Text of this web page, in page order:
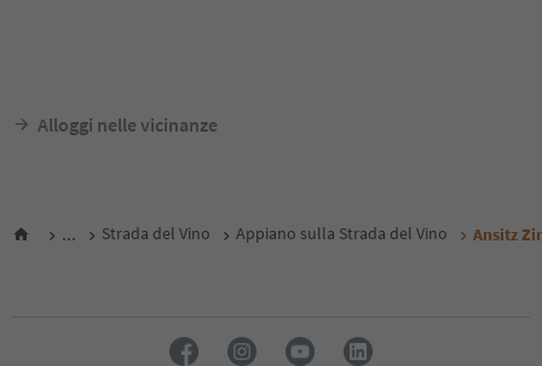
Alloggi nelle vicinanze
... Strada del Vino Appiano sulla Strada del Vino Ansitz